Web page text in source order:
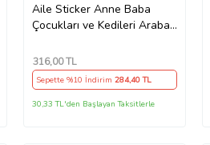
Aile Sticker Anne Baba
Çocukları ve Kedileri Araba
316,00 TL
Sepette %10 İndirim284,40 TL
30,33 TL'den Başlayan Taksitlerle